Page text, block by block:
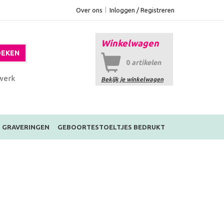
Over ons Inloggen / Registreren
Winkelwagen
0 artikelen
Bekijk je winkelwagen
GRAVERINGEN GEBOORTESTOELTJES BEDRUKT